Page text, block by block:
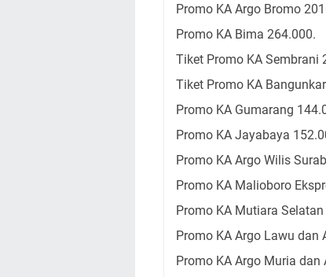
Promo KA Argo Bromo
Promo KA Bima 264.000.
Tiket Promo KA Sembrani
Tiket Promo KA
Promo KA Gumarang
Promo KA Jayabaya
Promo KA Argo Wilis
Promo KA Malioboro
Promo KA Mutiara
Promo KA Argo Lawu dan
Promo KA Argo Muria dan